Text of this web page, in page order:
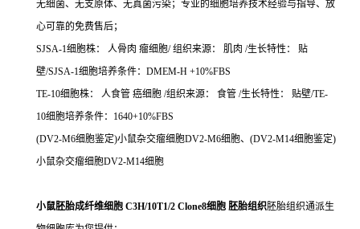
无细菌、无支原体、无真菌污染；专业的细胞培养技术经验与指导、放
心可靠的免费售后；
SJSA-1细胞株： 人骨肉 瘤细胞/ 组织来源： 肌肉 /生长特性： 贴
壁/SJSA-1细胞培养条件：DMEM-H +10%FBS
TE-10细胞株： 人食管 癌细胞 /组织来源： 食管 /生长特性： 贴壁/TE-
10细胞培养条件：1640+10%FBS
(DV2-M6细胞鉴定)小鼠杂交瘤细胞DV2-M6细胞、(DV2-M14细胞鉴定)
小鼠杂交瘤细胞DV2-M14细胞
小鼠胚胎成纤维细胞 C3H/10T1/2 Clone8细胞 胚胎组织胚胎组织通派生